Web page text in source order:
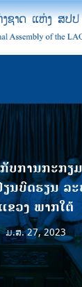
ບການກະກຽ
ນບົດຮຽນ ລ
ຂວງ ພາກໃຕ້
ມ.ສ. 27, 2023